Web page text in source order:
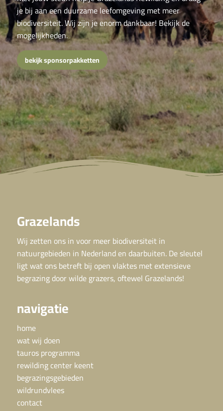
je bij aan een duurzame leefomgeving met meer
biodiversiteit. Wij zijn je enorm dankbaar! Bekijk de
mogelijkheden.
bekijk sponsorpakketten
Grazelands
Wij zetten ons in voor meer biodiversiteit in
natuurgebieden in Nederland en daarbuiten. De sleutel
ligt wat ons betreft bij open vlaktes met extensieve
begrazing door wilde grazers, oftewel Grazelands!
navigatie
home
wat wij doen
tauros programma
rewilding center keent
begrazingsgebieden
wildrundvlees
contact